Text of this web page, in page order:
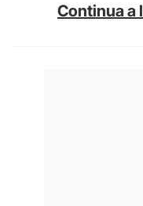
Continua a